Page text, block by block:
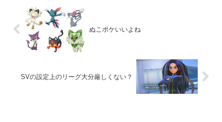
ぬこポケいいよね
SVの設定上のリーグ大分厳しくない？